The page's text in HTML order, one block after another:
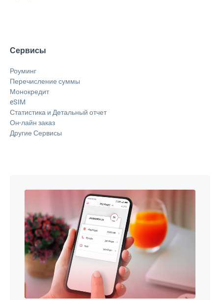
Сервисы
Роуминг
Перечисление суммы
Монокредит
eSIM
Статистика и Детальный отчет
Он-лайн заказ
Другие Сервисы